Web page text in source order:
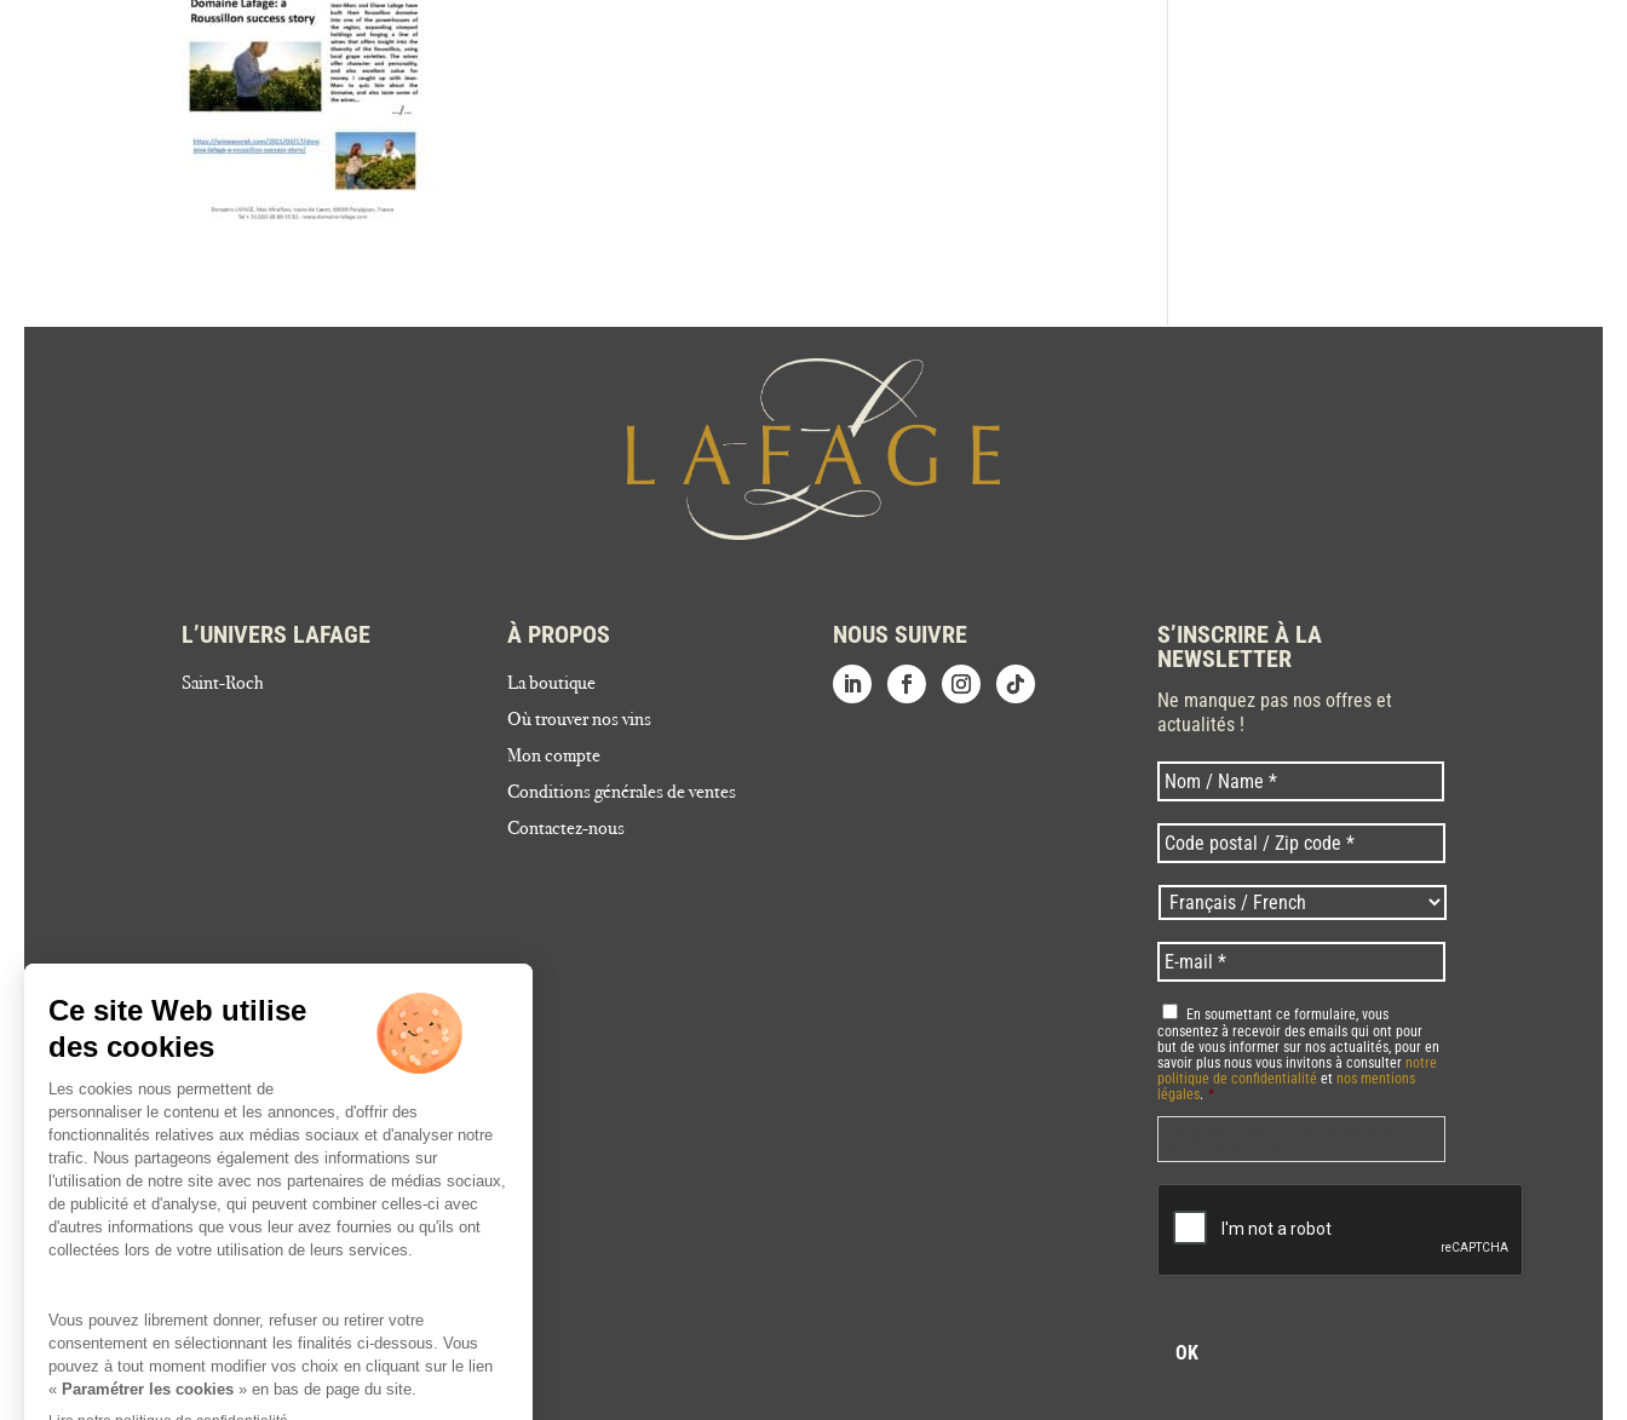
L’UNIVERS LAFAGE
Saint-Roch
À PROPOS
La boutique
Où trouver nos vins
Mon compte
Conditions générales de ventes
Contactez-nous
NOUS SUIVRE
S’INSCRIRE À LA
NEWSLETTER
Ne manquez pas nos offres et
actualités !
Nom * Nom
Code
postal
/
Zip
* *
Langues
/
Language *
E-
mail *
RGPD *
En soumettant ce formulaire, vous
consentez à recevoir des emails qui ont pour
but de vous informer sur nos actualités, pour en
savoir plus nous vous invitons à consulternotre
politique de confidentialité etnos mentions
légales. *